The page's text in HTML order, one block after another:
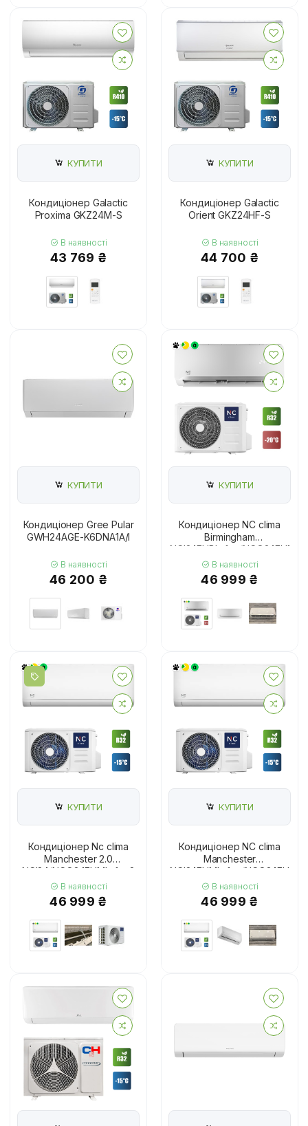
КУПИТИ
Кондиціонер Galactic
Proxima GKZ24M-S
В наявності
43 769 ₴
КУПИТИ
Кондиціонер Galactic
Orient GKZ24HF-S
В наявності
44 700 ₴
КУПИТИ
Кондиціонер Gree Pular
GWH24AGE-K6DNA1A/I
В наявності
46 200 ₴
КУПИТИ
Кондиціонер NC clima
Birmingham
NCI24EHBIw1eu/
В наявності
46 999 ₴
КУПИТИ
Кондиціонер Nc clima
Manchester 2.0
NCI24/NCO24EHMIw1eu2
В наявності
46 999 ₴
КУПИТИ
Кондиціонер NC clima
Manchester
NCI24EHMIw1eu/
В наявності
46 999 ₴